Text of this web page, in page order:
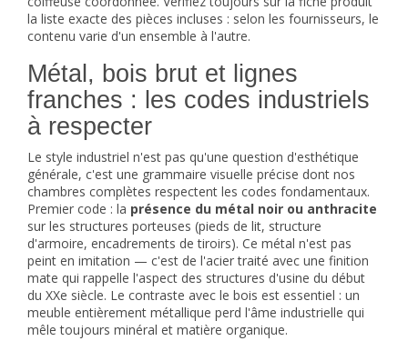
la liste exacte des pièces incluses : selon les fournisseurs, le
contenu varie d'un ensemble à l'autre.
Métal, bois brut et lignes
franches : les codes industriels
à respecter
Le style industriel n'est pas qu'une question d'esthétique
générale, c'est une grammaire visuelle précise dont nos
chambres complètes respectent les codes fondamentaux.
Premier code : la présence du métal noir ou anthracite
sur les structures porteuses (pieds de lit, structure
d'armoire, encadrements de tiroirs). Ce métal n'est pas
peint en imitation — c'est de l'acier traité avec une finition
mate qui rappelle l'aspect des structures d'usine du début
du XXe siècle. Le contraste avec le bois est essentiel : un
meuble entièrement métallique perd l'âme industrielle qui
mêle toujours minéral et matière organique.